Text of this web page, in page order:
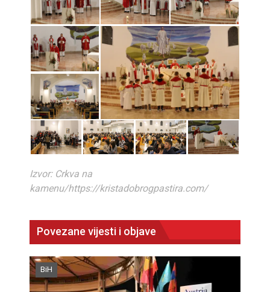
Izvor: Crkva na
kamenu/https://kristadobrogpastira.com/
Povezane vijesti i objave
BiH